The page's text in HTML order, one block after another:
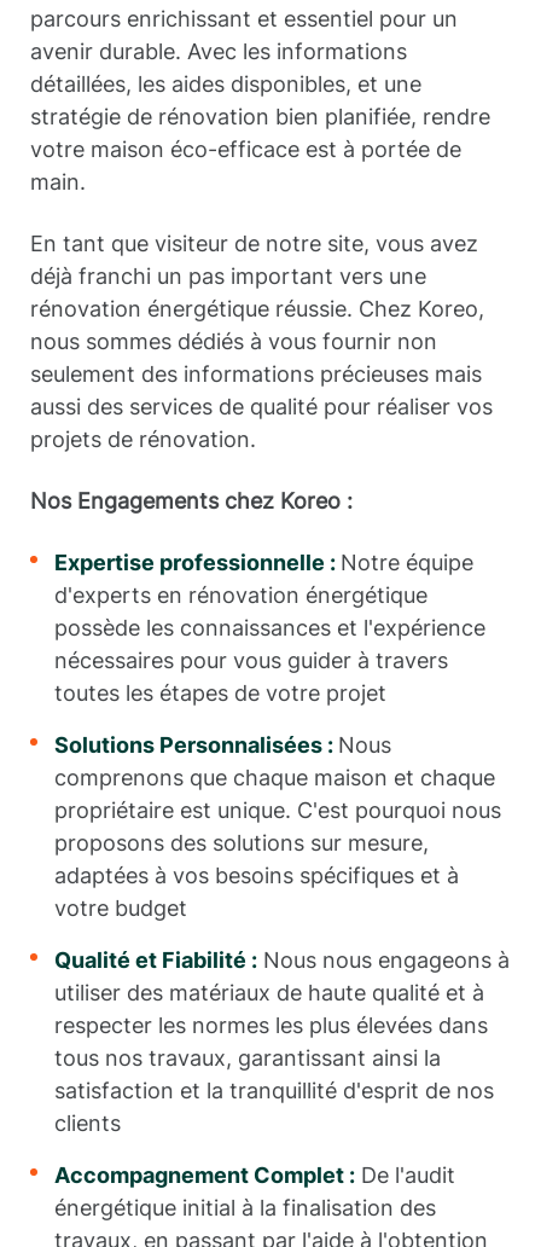
parcours enrichissant et essentiel pour un
avenir durable. Avec les informations
détaillées, les aides disponibles, et une
stratégie de rénovation bien planifiée, rendre
votre maison éco-efficace est à portée de
main.
En tant que visiteur de notre site, vous avez
déjà franchi un pas important vers une
rénovation énergétique réussie. Chez Koreo,
nous sommes dédiés à vous fournir non
seulement des informations précieuses mais
aussi des services de qualité pour réaliser vos
projets de rénovation.
Nos Engagements chez Koreo :
Expertise professionnelle : Notre équipe
d'experts en rénovation énergétique
possède les connaissances et l'expérience
nécessaires pour vous guider à travers
toutes les étapes de votre projet
Solutions Personnalisées : Nous
comprenons que chaque maison et chaque
propriétaire est unique. C'est pourquoi nous
proposons des solutions sur mesure,
adaptées à vos besoins spécifiques et à
votre budget
Qualité et Fiabilité : Nous nous engageons à
utiliser des matériaux de haute qualité et à
respecter les normes les plus élevées dans
tous nos travaux, garantissant ainsi la
satisfaction et la tranquillité d'esprit de nos
clients
Accompagnement Complet : De l'audit
énergétique initial à la finalisation des
travaux, en passant par l'aide à l'obtention